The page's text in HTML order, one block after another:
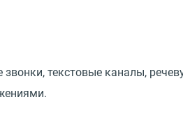
текстовые каналы,